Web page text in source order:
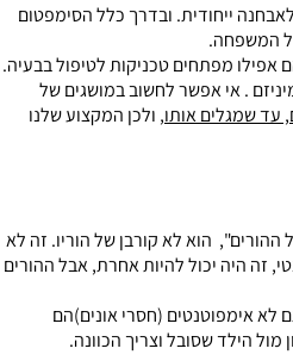
ייחודית. ובדרך כלל הסימפטום
המשפחה.
אפילו מפתחים טכניקות לטיפול בבעיה.
. אי אפשר לחשוב במושגים של
עד שמגלים אותו, ולכן המקצוע שלנו
הוא לא קורבן של הוריו. זה לא
זה היה יכול להיות אחרת, אבל ההורים
לא אימפוטנטים (חסרי אונים)הם
הילד שסובל וצריך הכוונה.